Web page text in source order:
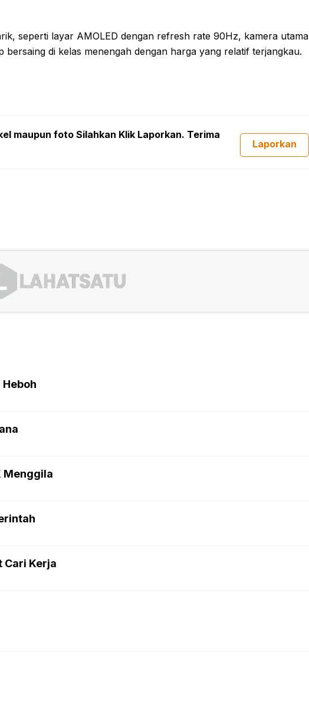
seperti layar AMOLED dengan refresh rate 90Hz, kamera utama
bersaing di kelas menengah dengan harga yang relatif terjangkau.
maupun foto Silahkan Klik Laporkan. Terima
Laporkan
Menggila
Cari Kerja